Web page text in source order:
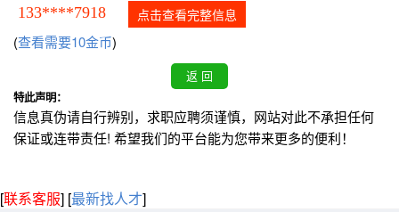
133****7918 点击查看完整信息
(查看需要10金币)
特此声明：
信息真伪请自行辨别，求职应聘须谨慎，网站对此不承担任何
保证或连带责任! 希望我们的平台能为您带来更多的便利！
[联系客服] [最新找人才]